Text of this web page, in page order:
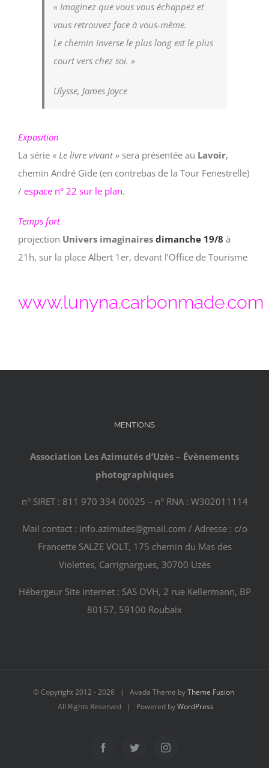
« Imaginez que vous vous échappez et
vous retrouvez face à vous-même.
Le chemin inverse le plus long est le plus
court vers chez soi. »
Ulysse, James Joyce
Exposition
La série « Le livre vivant » sera présentée au Lavoir,
chemin André Gide (en contrebas de la Tour Fenestrelle)
/ espace n° 22 sur le plan.
Temps fort
projection Univers imaginaires dimanche 19/8 à
21h, sur la place Albert 1er, devant l’Office de Tourisme
www.lunyna.carbonmade.com
MENTIONS
Association Les Azimutés d’Uzès – Évènements
photographiques
n° SIRET : 811 970 334 00025 – n° RNA : W302011114
Mail contact : info.azimutes@gmail.com / Adresse : c/o
Francette SALZE VOLT, 175 chemin du Mas des
Violettes, Carrignargues, 30700 Uzès
Hébergeur Site internet : SAS OVH, 2 rue Kellermann, BP
80157, 59100 Roubaix
© Copyright 2012 -2026 | Avada Theme byTheme Fusion
All Rights Reserved | Powered byWordPress
FacebookTwitter Instagram